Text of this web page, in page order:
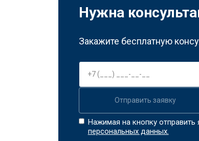
Нужна
Закажите бесплатную
Отправить заявку
Нажимая на кнопку
персональных данных.